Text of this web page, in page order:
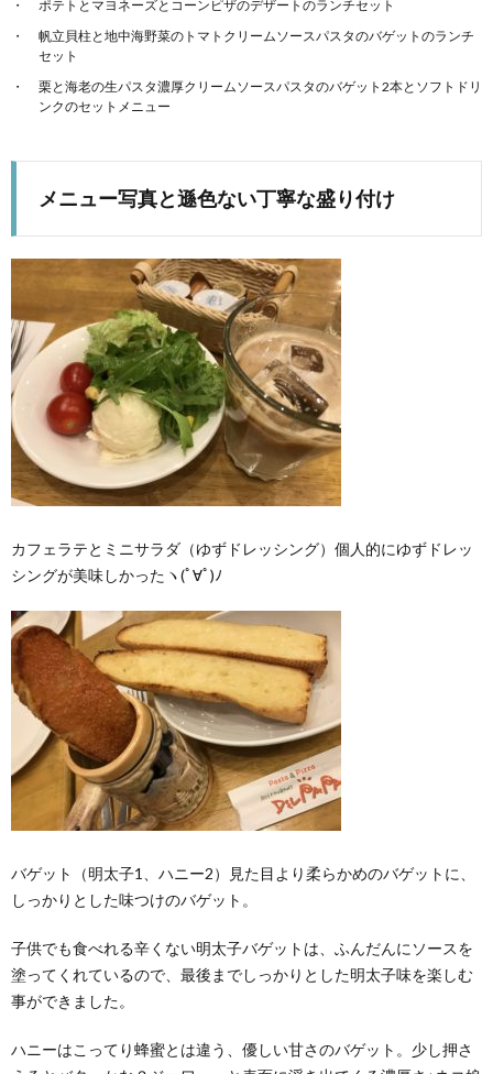
ポテトとマヨネーズとコーンピザのデザートのランチセット
帆立貝柱と地中海野菜のトマトクリームソースパスタのバゲットのランチ
セット
栗と海老の生パスタ濃厚クリームソースパスタのバゲット2本とソフトドリ
ンクのセットメニュー
メニュー写真と遜色ない丁寧な盛り付け
カフェラテとミニサラダ（ゆずドレッシング）個人的にゆずドレッ
シングが美味しかったヽ(ﾟ∀ﾟ)ﾉ
バゲット（明太子1、ハニー2）見た目より柔らかめのバゲットに、
しっかりとした味つけのバゲット。
子供でも食べれる辛くない明太子バゲットは、ふんだんにソースを
塗ってくれているので、最後までしっかりとした明太子味を楽しむ
事ができました。
ハニーはこってり蜂蜜とは違う、優しい甘さのバゲット。少し押さ